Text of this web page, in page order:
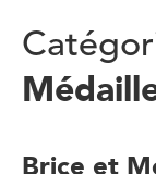
Brice et